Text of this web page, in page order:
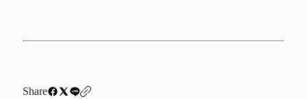
Share